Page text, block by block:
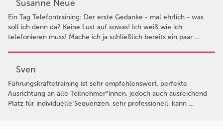
Susanne Neue
Ein Tag Telefontraining: Der erste Gedanke - mal ehrlich - was
soll ich denn da? Keine Lust auf sowas! Ich weiß wie ich
telefonieren muss! Mache ich ja schließlich bereits ein paar …
Sven
Führungskräftetraining ist sehr empfehlenswert, perfekte
Ausrichtung an alle Teilnehmer*innen, jedoch auch ausreichend
Platz für individuelle Sequenzen, sehr professionell, kann …